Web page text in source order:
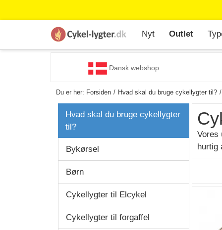
Nyt Outlet
Dansk webshop
Du er her: Forsiden Hvad skal du bruge cykellygter til?
Hvad skal du bruge cykellygter
til?
Bykørsel
Børn
Cykellygter til Elcykel
Cykellygter til forgaffel
Vores
hurtig